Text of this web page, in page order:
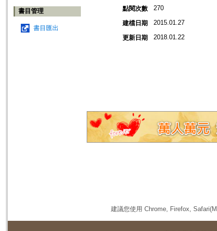
書目管理
書目匯出
點閱次數
270
建檔日期 2015.01.27
更新日期 2018.01.22
建議您使用 Chrome, Firefox,